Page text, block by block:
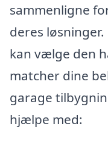
sammenligne
deres
kan vælge den
matcher dine
garage
hjælpe med: